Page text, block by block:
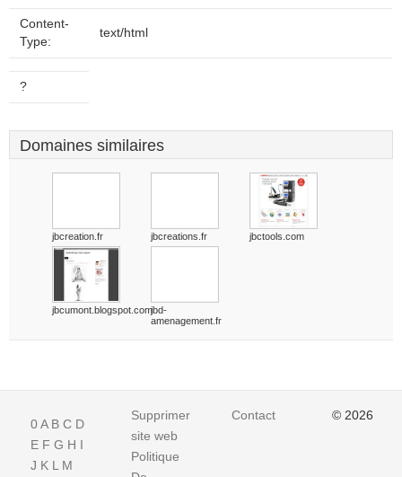
Content-
Type:
text/html
?
Domaines similaires
jbcreation.fr jbcreations.fr jbctools.com
jbcumont.blogspot.comjbd-
amenagement.fr
0A B C D
E F G H I
J K L M
Supprimer
site web
Politique
Contact © 2026